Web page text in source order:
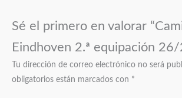
Sé el primero en valorar
Eindhoven 2.ª equipación 26/
Tu dirección de correo electrónico no será
obligatorios están marcados con *